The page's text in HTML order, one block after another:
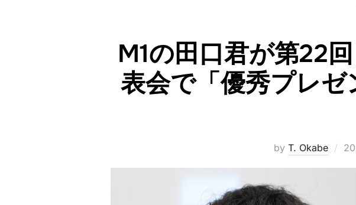
M1の田口君が第22
表会で「優秀プレ
by T. Okabe